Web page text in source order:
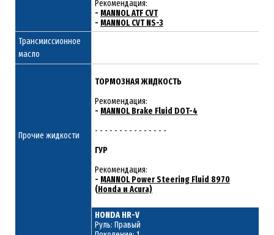
Рекомендация:
- MANNOL ATF CVT
- MANNOL CVT NS-3
Трансмиссионное
масло
Прочие жидкости
ТОРМОЗНАЯ ЖИДКОСТЬ
Рекомендация:
- MANNOL Brake Fluid DOT-4
- - - - - - - - - - - - - - -
ГУР
Рекомендация:
- MANNOL Power Steering Fluid 8970
(Honda и Acura)
HONDA HR-V
Руль: Правый